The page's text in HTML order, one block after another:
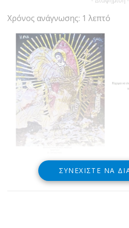
Χρόνος ανάγνωσης: 1 λεπτό
ΣΥΝΕΧΊΣΤΕ ΝΑ